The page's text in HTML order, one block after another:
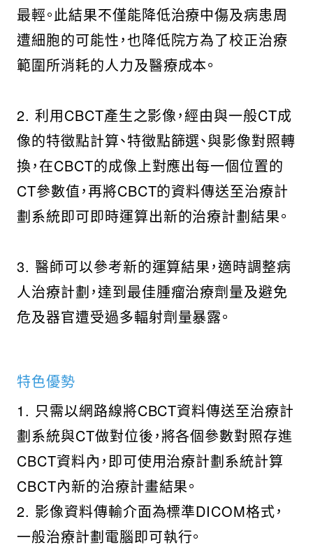
最輕。此結果不僅能降低治療中傷及病患周
遭細胞的可能性，也降低院方為了校正治療
範圍所消耗的人力及醫療成本。
2. 利用CBCT產生之影像，經由與一般CT成
像的特徵點計算、特徵點篩選、與影像對照轉
換，在CBCT的成像上對應出每一個位置的
CT參數值，再將CBCT的資料傳送至治療計
劃系統即可即時運算出新的治療計劃結果。
3. 醫師可以參考新的運算結果，適時調整病
人治療計劃，達到最佳腫瘤治療劑量及避免
危及器官遭受過多輻射劑量暴露。
特色優勢
1. 只需以網路線將CBCT資料傳送至治療計
劃系統與CT做對位後，將各個參數對照存進
CBCT資料內，即可使用治療計劃系統計算
CBCT內新的治療計畫結果。
2. 影像資料傳輸介面為標準DICOM格式，
一般治療計劃電腦即可執行。